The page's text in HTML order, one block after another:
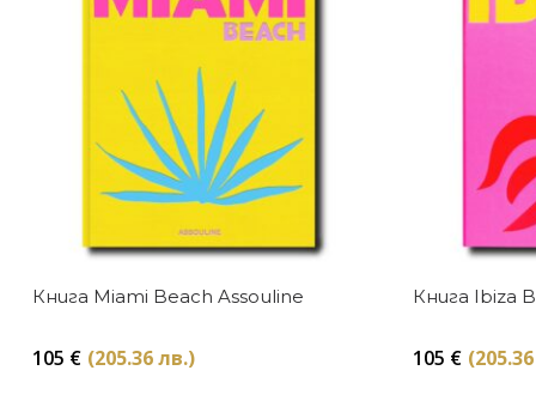
Книга Miami Beach Assouline
105 € (205.36 лв.)
Книга Ibiza
105 €